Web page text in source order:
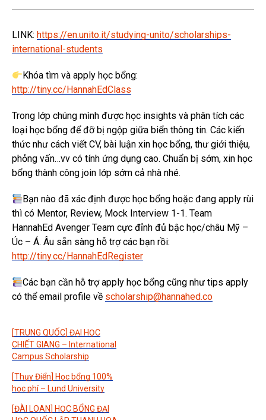
LINK: https://en.unito.it/studying-unito/scholarships-
international-students
Khóa tìm và apply học bổng:
http://tiny.cc/HannahEdClass
Trong lớp chúng mình được học insights và phân tích các
loại học bổng để đỡ bị ngộp giữa biển thông tin. Các kiến
thức như cách viết CV, bài luận xin học bổng, thư giới thiệu,
phỏng vấn…vv có tính ứng dụng cao. Chuẩn bị sớm, xin học
bổng thành công join lớp sớm cả nhà nhé.
Bạn nào đã xác định được học bổng hoặc đang apply rùi
thì có Mentor, Review, Mock Interview 1-1. Team
HannahEd Avenger Team cực đỉnh đủ bậc học/châu Mỹ –
Úc – Á. Âu sẵn sàng hỗ trợ các bạn rồi:
http://tiny.cc/HannahEdRegister
Các bạn cần hỗ trợ apply học bổng cũng như tips apply
có thể email profile về scholarship@hannahed.co
[TRUNG QUỐC] ĐẠI HỌC
CHIẾT GIANG – International
Campus Scholarship
[Thụy Điển] Học bổng 100%
học phí – Lund University
[ĐÀI LOAN] HỌC BỔNG ĐẠI